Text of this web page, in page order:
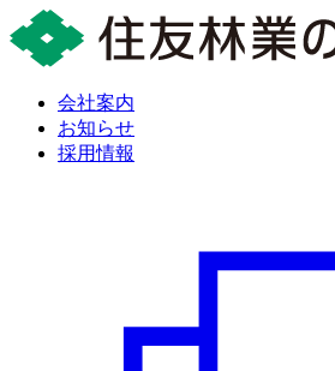
会社案内
お知らせ
採用情報